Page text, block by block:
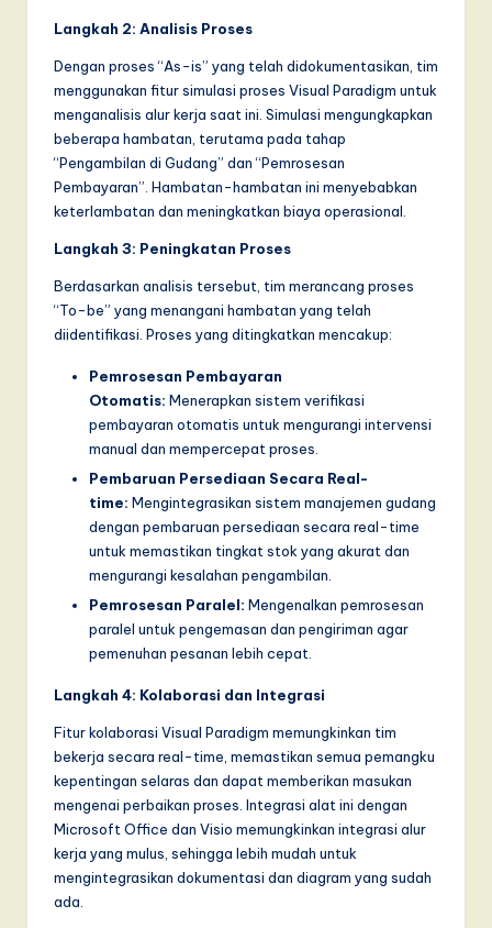
Langkah 2: Analisis Proses
Dengan proses “As-is” yang telah didokumentasikan, tim
menggunakan fitur simulasi proses Visual Paradigm untuk
menganalisis alur kerja saat ini. Simulasi mengungkapkan
beberapa hambatan, terutama pada tahap
“Pengambilan di Gudang” dan “Pemrosesan
Pembayaran”. Hambatan-hambatan ini menyebabkan
keterlambatan dan meningkatkan biaya operasional.
Langkah 3: Peningkatan Proses
Berdasarkan analisis tersebut, tim merancang proses
“To-be” yang menangani hambatan yang telah
diidentifikasi. Proses yang ditingkatkan mencakup:
Pemrosesan Pembayaran
Otomatis: Menerapkan sistem verifikasi
pembayaran otomatis untuk mengurangi intervensi
manual dan mempercepat proses.
Pembaruan Persediaan Secara Real-
time: Mengintegrasikan sistem manajemen gudang
dengan pembaruan persediaan secara real-time
untuk memastikan tingkat stok yang akurat dan
mengurangi kesalahan pengambilan.
Pemrosesan Paralel: Mengenalkan pemrosesan
paralel untuk pengemasan dan pengiriman agar
pemenuhan pesanan lebih cepat.
Langkah 4: Kolaborasi dan Integrasi
Fitur kolaborasi Visual Paradigm memungkinkan tim
bekerja secara real-time, memastikan semua pemangku
kepentingan selaras dan dapat memberikan masukan
mengenai perbaikan proses. Integrasi alat ini dengan
Microsoft Office dan Visio memungkinkan integrasi alur
kerja yang mulus, sehingga lebih mudah untuk
mengintegrasikan dokumentasi dan diagram yang sudah
ada.